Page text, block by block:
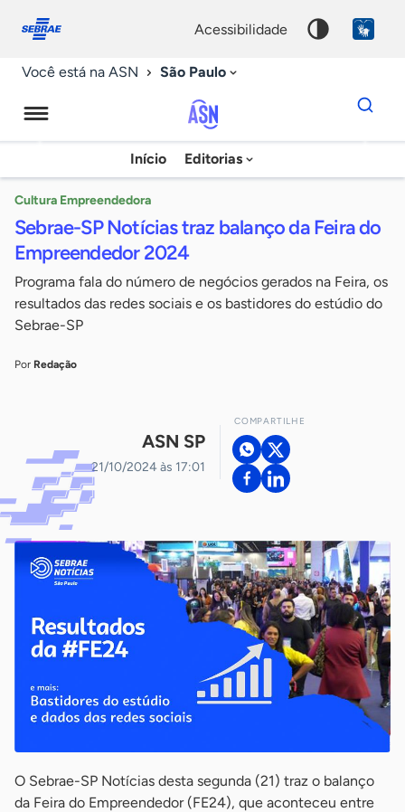
conosco
acessibilidade
Você está na ASN São Paulo
Agência
Sebrae
Notícias
Início Editorias
Dados
para
chave
Cultura Empreendedora
Sebrae-SP Notícias traz balanço da Feira do
Empreendedor 2024
Programa fala do número de negócios gerados na Feira, os
resultados das redes sociais e os bastidores do estúdio do
Sebrae-SP
Por Redação
ASN SP
21/10/2024 às 17:01
COMPARTILHE
O Sebrae-SP Notícias desta segunda (21) traz o balanço
da Feira do Empreendedor (FE24), que aconteceu entre